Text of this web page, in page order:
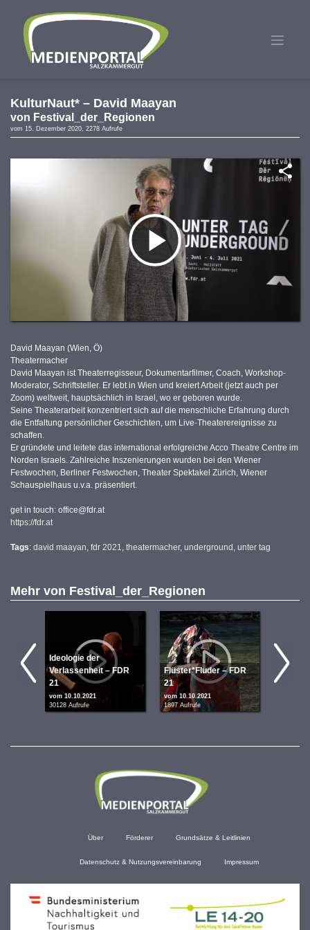
springen
KulturNaut* – David Maayan
von Festival_der_Regionen
vom 15. Dezember 2020, 2278 Aufrufe
Video
abspielen
David Maayan (Wien, Ö)
Theatermacher
David Maayan ist Theaterregisseur, Dokumentarfilmer, Coach, Workshop-
Moderator, Schriftsteller. Er lebt in Wien und kreiert Arbeit (jetzt auch per
Zoom) weltweit, hauptsächlich in Israel, wo er geboren wurde.
Seine Theaterarbeit konzentriert sich auf die menschliche Erfahrung durch
die Entfaltung persönlicher Geschichten, um Live-Theaterereignisse zu
schaffen.
Er gründete und leitete das international erfolgreiche Acco Theatre Centre im
Norden Israels. Zahlreiche Inszenierungen wurden bei den Wiener
Festwochen, Berliner Festwochen, Theater Spektakel Zürich, Wiener
Schauspielhaus u.v.a. präsentiert.
get in touch: office@fdr.at
https://fdr.at
Tags: david maayan, fdr 2021, theatermacher, underground , unter tag
Mehr von Festival_der_Regionen
Ideologie der
Verlassenheit – FDR
21
vom 10.10.2021
30128 Aufrufe
Flüster*Fluder – FDR
21
vom 10.10.2021
1897 Aufrufe
Under
Über Förderer Grundsätze & Leitlinien
Datenschutz & Nutzungsvereinbarung Impressum